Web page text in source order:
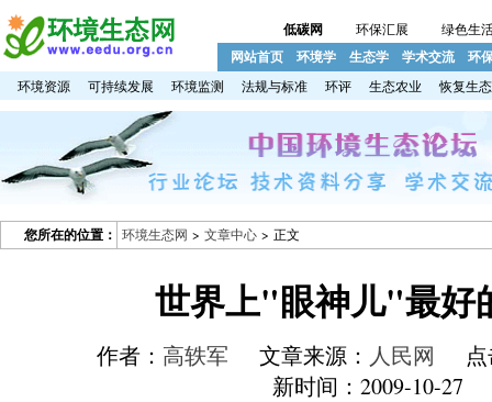
低碳网 环保汇展 绿色生
网站首页 环境学 生态学 学术交流 环
环境资源 可持续发展 环境监测 法规与标准 环评 生态农业 恢复生态
您所在的位置： 环境生态网 > 文章中心 > 正文
世界上"眼神儿"最好
作者： 高轶军 文章来源： 人民网 点
新时间：2009-10-27